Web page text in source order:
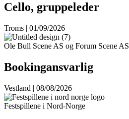
Cello, gruppeleder
Troms | 01/09/2026
Ole Bull Scene AS og Forum Scene AS
Bookingansvarlig
Vestland | 08/08/2026
Festspillene i Nord-Norge